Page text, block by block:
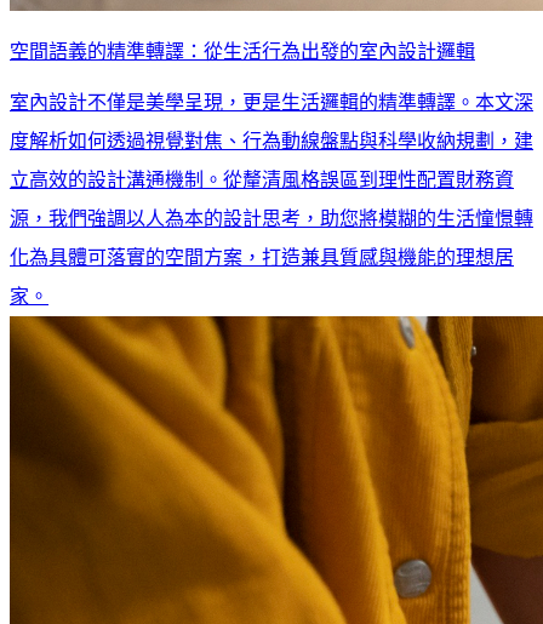
空間語義的精準轉譯：從生活行為出發的室內設計邏輯
室內設計不僅是美學呈現，更是生活邏輯的精準轉譯。本文深
度解析如何透過視覺對焦、行為動線盤點與科學收納規劃，建
立高效的設計溝通機制。從釐清風格誤區到理性配置財務資
源，我們強調以人為本的設計思考，助您將模糊的生活憧憬轉
化為具體可落實的空間方案，打造兼具質感與機能的理想居
家。